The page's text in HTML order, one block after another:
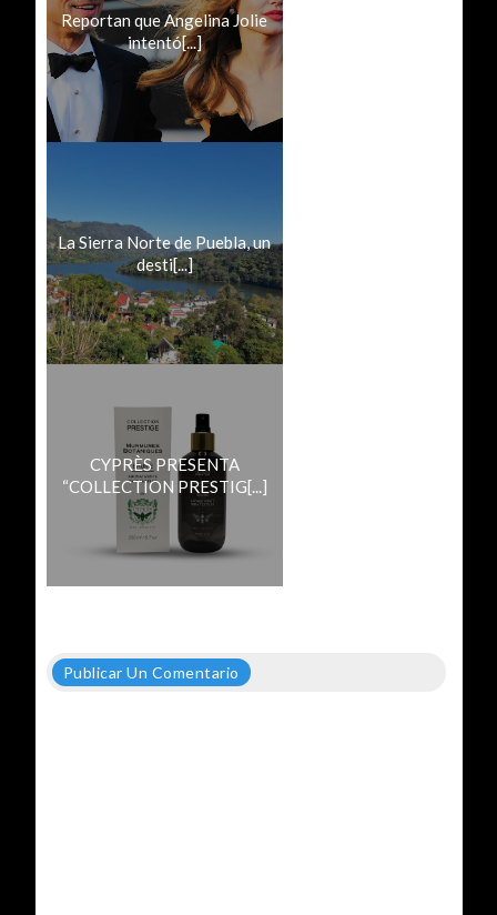
Reportan que Angelina Jolie
intentó[...]
La Sierra Norte de Puebla, un
desti[...]
CYPRÈS PRESENTA
“COLLECTION PRESTIG[...]
Publicar Un Comentario